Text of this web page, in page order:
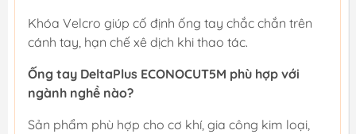
Khóa Velcro giúp cố định ống tay chắc chắn trên
cánh tay, hạn chế xê dịch khi thao tác.
Ống tay DeltaPlus ECONOCUT5M phù hợp với
ngành nghề nào?
Sản phẩm phù hợp cho cơ khí, gia công kim loại,